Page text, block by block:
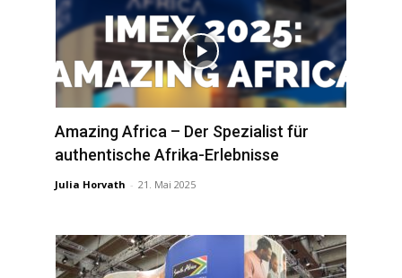
Amazing Africa – Der Spezialist für
authentische Afrika-Erlebnisse
Julia Horvath - 21. Mai 2025